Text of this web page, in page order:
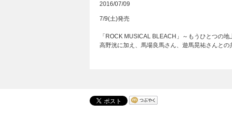
2016/07/09
7/9(土)発売
「ROCK MUSICAL BLEACH」～もうひとつの地
高野洸に加え、馬場良馬さん、遊馬晃祐さんとの